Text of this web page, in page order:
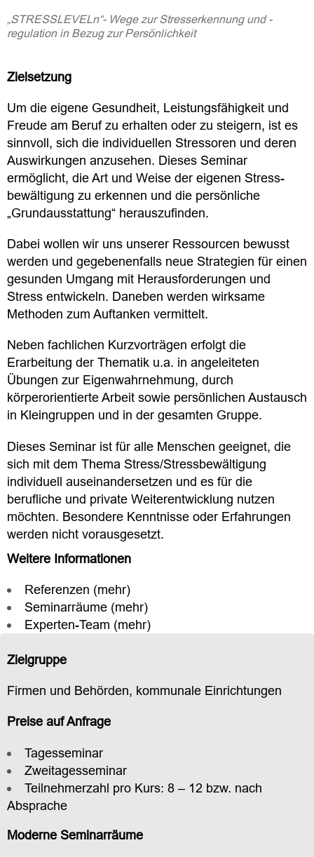
„STRESSLEVELn“- Wege zur Stresserkennung und -
regulation in Bezug zur Persönlichkeit
Zielsetzung
Um die eigene Gesundheit, Leistungsfähigkeit und
Freude am Beruf zu erhalten oder zu steigern, ist es
sinnvoll, sich die individuellen Stressoren und deren
Auswirkungen anzusehen. Dieses Seminar
ermöglicht, die Art und Weise der eigenen Stress­
bewälti­­gung zu erkennen und die persönliche
„Grundausstattung“ heraus­zufinden.
Dabei wollen wir uns unserer Ressourcen bewusst
werden und gegebenenfalls neue Strategien für einen
gesunden Umgang mit Herausfor­derun­gen und
Stress entwickeln. Daneben werden wirksame
Methoden zum Auftan­ken vermittelt.
Neben fachlichen Kurzvorträgen erfolgt die
Erarbeitung der Thematik u.a. in angeleiteten
Übungen zur Eigenwahrnehmung, durch
körperorientierte Arbeit sowie persönlichen Austausch
in Kleingruppen und in der gesamten Gruppe.
Dieses Seminar ist für alle Menschen geeignet, die
sich mit dem Thema Stress/Stressbewältigung
individuell auseinandersetzen und es für die
berufliche und private Weiterentwicklung nutzen
möchten. Besondere Kenntnisse oder Erfahrungen
werden nicht vorausgesetzt.
Weitere Informationen
Referenzen (mehr)
Seminarräume (mehr)
Experten-Team (mehr)
Zielgruppe
Firmen und Behörden, kommunale Einrichtungen
Preise auf Anfrage
Tagesseminar
Zweitagesseminar
Teilnehmerzahl pro Kurs: 8 – 12 bzw. nach
Absprache
Moderne Seminarräume